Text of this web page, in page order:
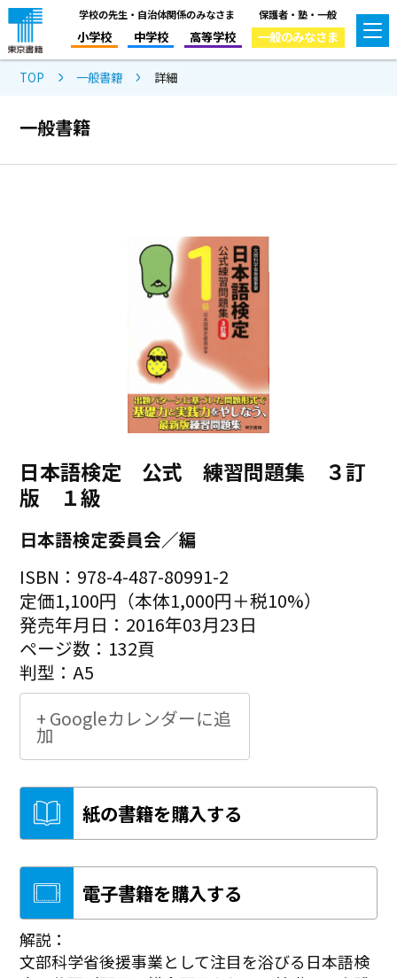
学校の先生・自治体関係のみなさま
小学校 中学校 高等学校
保護者・塾・一般
一般のみなさま
TOP 一般書籍 詳細
一般書籍
日本語検定 公式 練習問題集 ３訂
版 １級
日本語検定委員会／編
ISBN：978-4-487-80991-2
定価1,100円（本体1,000円＋税10%）
発売年月日：2016年03月23日
ページ数：132頁
判型：A5
+ Googleカレンダーに追
加
紙の書籍を購入する
電子書籍を購入する
解説：
文部科学省後援事業として注目を浴びる日本語検